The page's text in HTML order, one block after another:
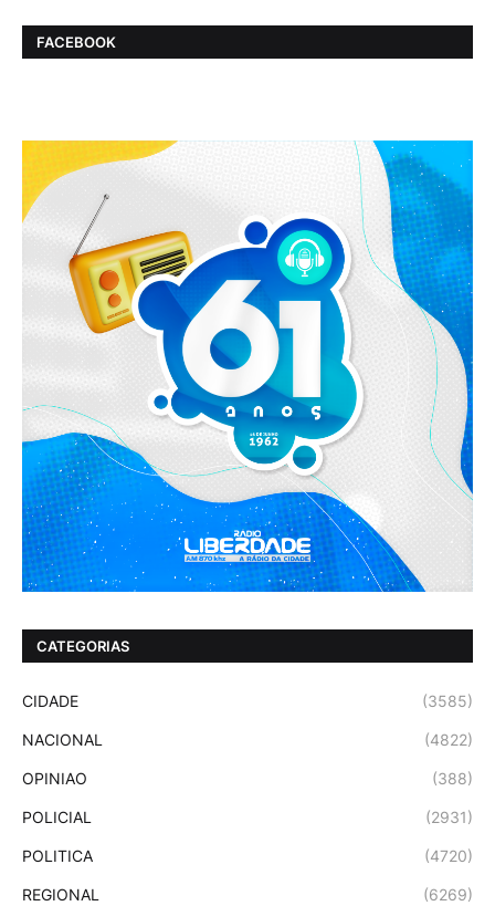
FACEBOOK
CATEGORIAS
CIDADE (3585)
NACIONAL (4822)
OPINIAO (388)
POLICIAL (2931)
POLITICA (4720)
REGIONAL (6269)